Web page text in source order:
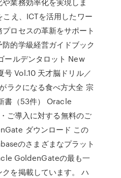
え、ICTを活用したワー
ロセスの革新をサポート
的学級経営ガイドブック
ールデンタロット New
Vol.10 天才脳ドリル／
ラクになる食べ方大全 宗
書（53件） Oracle
ご導入に対する無料のご
ダウンロード この
のさまざまなプラット
GoldenGateの最も一
を掲載しています。 ハ